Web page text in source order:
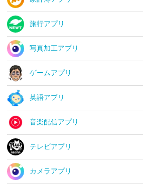
旅行アプリ
写真加工アプリ
ゲームアプリ
英語アプリ
音楽配信アプリ
テレビアプリ
カメラアプリ